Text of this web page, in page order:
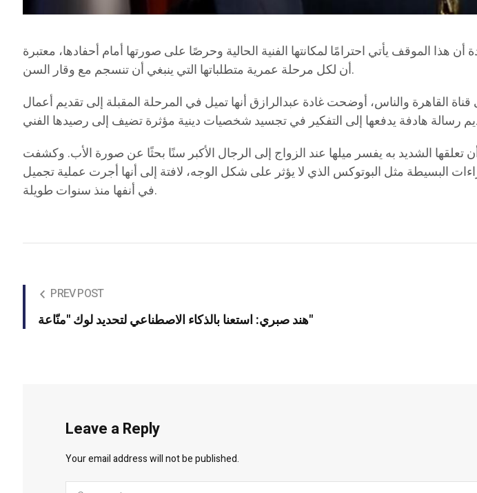
أن هذا الموقف يأتي احترامًا لمكانتها الفنية الحالية وحرصًا على صورتها أمام أحفادها، معتبرة
أن لكل مرحلة عمرية متطلباتها التي ينبغي أن تنسجم مع وقار السن.
القاهرة والناس، أوضحت غادة عبدالرازق أنها تميل في المرحلة المقبلة إلى تقديم أعمال
الشديد به يفسر ميلها عند الزواج إلى الرجال الأكبر سنًا بحثًا عن صورة الأب. وكشفت
البسيطة مثل البوتوكس الذي لا يؤثر على شكل الوجه، لافتة إلى أنها أجرت عملية تجميل
في أنفها منذ سنوات طويلة.
PREV POST
هند صبري: استعنا بالذكاء الاصطناعي لتحديد لوك "منّاعة"
Leave a Reply
Your email address will not be published.